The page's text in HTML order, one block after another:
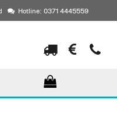
Hotline: 0371 4445559